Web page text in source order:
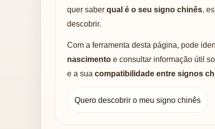
quer saber qual é o seu signo chinês,
descobrir.
Com a ferramenta desta página, pode
nascimento e consultar informação útil
e a sua compatibilidade entre signos
Quero descobrir o meu signo chinês